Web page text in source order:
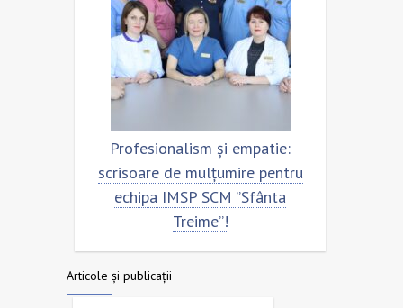
Profesionalism și empatie:
scrisoare de mulțumire pentru
echipa IMSP SCM ”Sfânta
Articole și publicații